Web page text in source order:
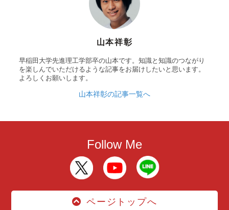
山本祥彰
早稲田大学先進理工学部卒の山本です。知識と知識のつながり
を楽しんでいただけるような記事をお届けしたいと思います。
よろしくお願いします。
山本祥彰の記事一覧へ
Follow Me
ページトップへ